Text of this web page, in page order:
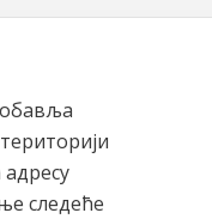
следеће